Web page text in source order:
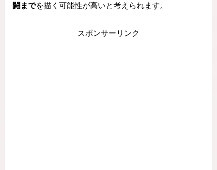
闘までを描く可能性が高いと考えられます。
スポンサーリンク